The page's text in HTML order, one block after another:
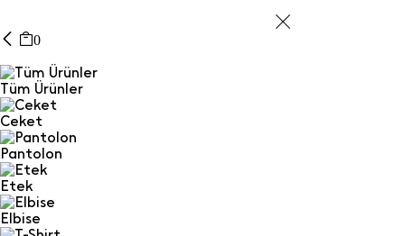
0
Tüm Ürünler
Ceket
Pantolon
Etek
Elbise